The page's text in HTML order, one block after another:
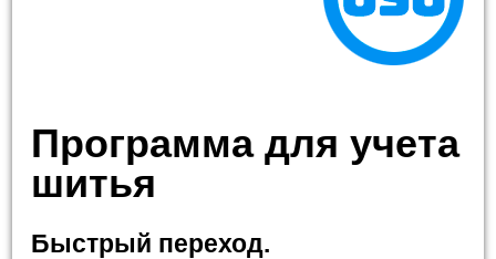
Программа для учета
шитья
Быстрый переход.